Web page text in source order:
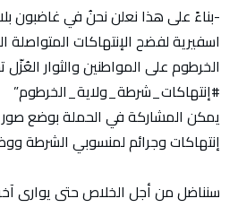
-بناءً على هذا نعلن نحنُ في غاضبون
اسفيرية لفضح الإنتهاكات
الخرطوم على المواطنين والثوار
#إنتهاكات_شرطة_ولاية_الخرطوم”
يمكن المشاركة في الحملة بوضع
إنتهاكات وجرائم لمنسوبي الشرطة
سنناضل من أجل الخلاص حتى يوارى